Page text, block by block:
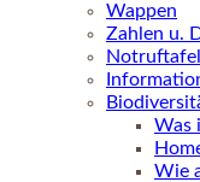
Wappen
Zahlen u.
Notruftafel
Was
Wie